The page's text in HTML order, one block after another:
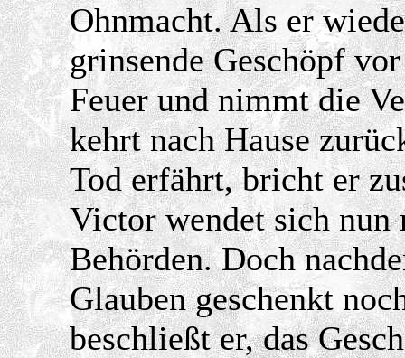
Ohnmacht. Als er
grinsende Geschöpf
Feuer und nimmt die
kehrt nach Hause
Tod erfährt, bricht er
Victor wendet sich nun
Behörden. Doch
Glauben geschenkt
beschließt er, das